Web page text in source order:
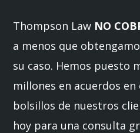
Thompson Law NO
a menos que
su caso. Hemos puesto
millones en acuerdos
bolsillos de nuestros
hoy para una consulta